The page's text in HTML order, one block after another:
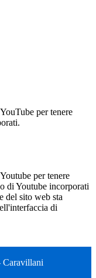
per tenere
per tenere
di Youtube incorporati
del sito web sta
di